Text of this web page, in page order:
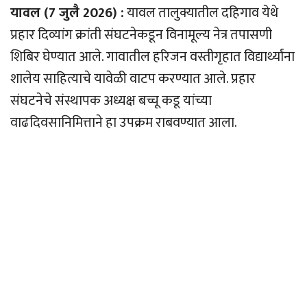
यावल (7 जुलै 2026) :यावल तालुक्यातील दहिगाव येथे
प्रहार दिव्यांग क्रांती संघटनेकडून विनामूल्य नेत्र तपासणी
शिबिर घेण्यात आले. गावातील हरिजन वस्तीगृहात विद्यार्थ्यांना
शालेय साहित्याचे यावेळी वाटप करण्यात आले. प्रहार
संघटनेचे संस्थापक अध्यक्ष बच्चू कडू यांच्या
वाढदिवसानिमित्ताने हा उपक्रम राबवण्यात आला.